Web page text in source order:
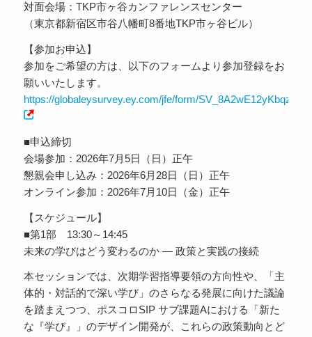
対面会場：TKP市ヶ谷カンファレンスセンター
（東京都新宿区市谷八幡町8番地TKP市ヶ谷ビル）
【参加お申込】
参加をご希望の方は、以下のフォームより参加登録をお
願いいたします。
https://globaleysurvey.ey.com/jfe/form/SV_8A2wE12yKbqzmn4
■申込締切
会場参加：2026年7月5日（日）正午
懇親会申し込み：2026年6月28日（日）正午
オンライン参加：2026年7月10日（金）正午
【スケジュール】
■第1部 13:30～14:45
未来の学びはどう変わるのか ― 政策と実践の接続
本セッションでは、次期学習指導要領の方向性や、「主
体的・対話的で深い学び」のさらなる発展に向けた議論
を踏まえつつ、ポスコロSIP サブ課題Aにおける「新た
な『学び』」のデザイン開発が、これらの政策動向とど